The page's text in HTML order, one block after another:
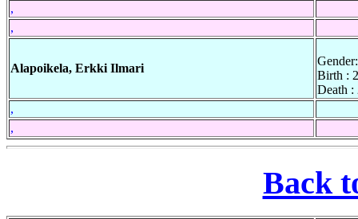
,
,
Alapoikela, Erkki Ilmari
Birth :
Death :
,
,
Back